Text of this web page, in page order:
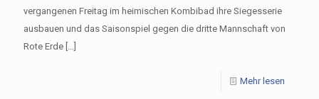
vergangenen Freitag im heimischen Kombibad ihre Siegesserie
ausbauen und das Saisonspiel gegen die dritte Mannschaft von
Rote Erde […]
Mehr lesen